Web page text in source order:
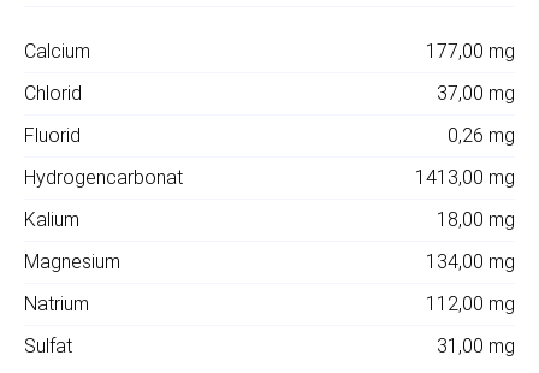
Calcium
177,00 mg
Chlorid
37,00 mg
Fluorid
0,26 mg
Hydrogencarbonat
1413,00 mg
Kalium
18,00 mg
Magnesium
134,00 mg
Natrium
112,00 mg
Sulfat
31,00 mg